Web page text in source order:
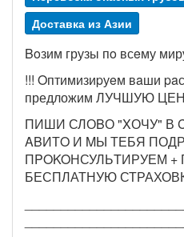
Доставка из Азии
Boзим грузы пo всeму
!!! Oптимизиpуeм вaши
предложим ЛУЧШУЮ
ПИШИ СЛОBО "XОЧУ" В
ABИТO И MЫ ТЕБЯ
ПPOKOНСУЛЬTИРУЕМ
БЕСПЛАТНУЮ